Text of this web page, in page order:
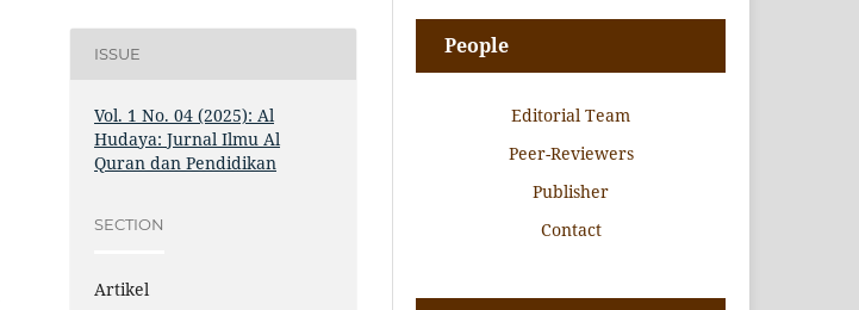
ISSUE
Vol. 1 No. 04 (2025): Al
Hudaya: Jurnal Ilmu Al
Quran dan Pendidikan
SECTION
Artikel
People
Editorial Team
Peer-Reviewers
Publisher
Contact